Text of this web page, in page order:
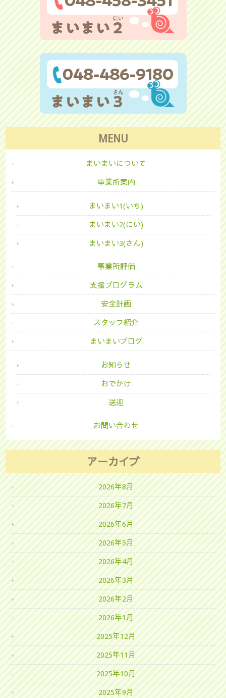
MENU
まいまいについて
事業所案内
まいまい1(いち)
まいまい2(にい)
まいまい3(さん)
事業所評価
支援プログラム
安全計画
スタッフ紹介
まいまいブログ
お知らせ
おでかけ
送迎
お問い合わせ
アーカイブ
2026年8月
2026年7月
2026年6月
2026年5月
2026年4月
2026年3月
2026年2月
2026年1月
2025年12月
2025年11月
2025年10月
2025年9月